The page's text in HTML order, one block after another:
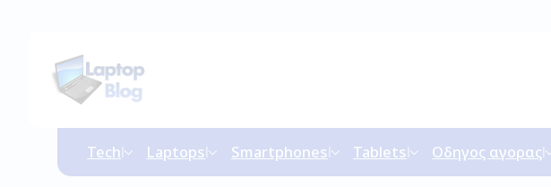
Tech Laptops Smartphones Tablets Οδηγος αγορας